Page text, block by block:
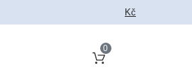
Kč
0